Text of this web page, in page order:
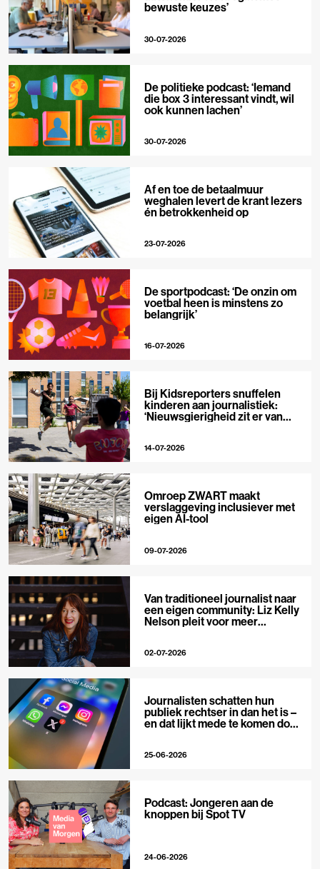
bewuste keuzes’
30-07-2026
De politieke podcast: ‘Iemand
die box 3 interessant vindt, wil
ook kunnen lachen’
30-07-2026
Af en toe de betaalmuur
weghalen levert de krant lezers
én betrokkenheid op
23-07-2026
De sportpodcast: ‘De onzin om
voetbal heen is minstens zo
belangrijk’
16-07-2026
Bij Kidsreporters snuffelen
kinderen aan journalistiek:
‘Nieuwsgierigheid zit er van
14-07-2026
Omroep ZWART maakt
verslaggeving inclusiever met
eigen AI-tool
09-07-2026
Van traditioneel journalist naar
een eigen community: Liz Kelly
Nelson pleit voor meer
02-07-2026
Journalisten schatten hun
publiek rechtser in dan het is –
en dat lijkt mede te komen door
25-06-2026
Podcast: Jongeren aan de
knoppen bij Spot TV
24-06-2026